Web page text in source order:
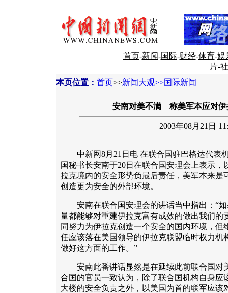
首页-新闻-国际-财经-体育-娱
片-
本页位置： 首页>>新闻大观>>国际新闻
安南对美不满 称美军本应对伊
2003年08月21日
中新网8月21日电 在联合国驻巴格达代表
国秘书长安南于20日在联合国安理会上表示，
拉克境内的安全形势负最后责任，美军本来是
创造更为安全的外部环境。
安南在联合国安理会的讲话当中指出：“如
量都能够对重建伊拉克富有成效的做出我们的
同努力为伊拉克创造一个安全的国内环境，但
任应该落在美国领导的伊拉克联盟临时权力机
做好这方面的工作。”
安南此番讲话显然是在延续此前联合国对
合国的官员一致认为，除了联合国机构自身应
大楼的安全负责之外，以美国为首的联军应该